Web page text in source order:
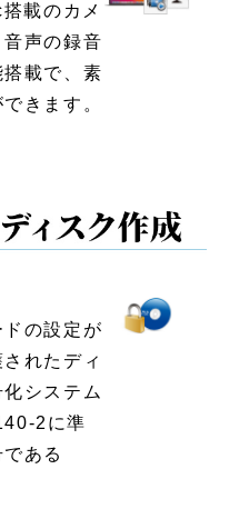
載のカメ
声の録音
載で、素
きます。
の設定が
れたディ
システム
2に準
ある